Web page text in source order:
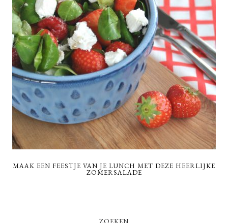
MAAK EEN FEESTJE VAN JE LUNCH MET DEZE HEERLIJKE
ZOMERSALADE
ZOEKEN